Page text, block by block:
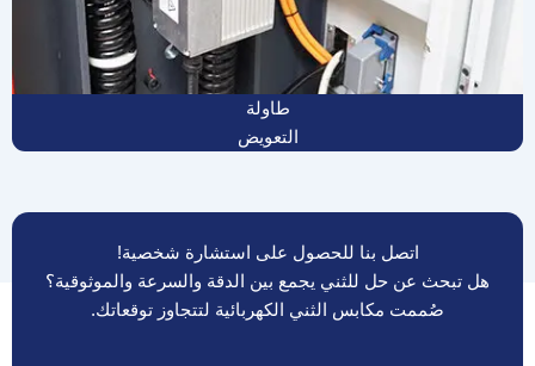
طاولة
التعويض
اتصل بنا للحصول على استشارة شخصية!
هل تبحث عن حل للثني يجمع بين الدقة والسرعة والموثوقية؟
صُممت مكابس الثني الكهربائية لتتجاوز توقعاتك.